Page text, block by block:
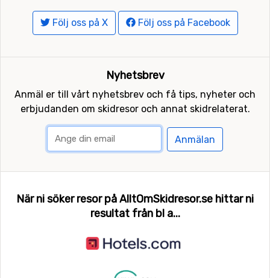
Följ oss på X Följ oss på Facebook
Nyhetsbrev
Anmäl er till vårt nyhetsbrev och få tips, nyheter och
erbjudanden om skidresor och annat skidrelaterat.
Anmälan
När ni söker resor på AlltOmSkidresor.se hittar ni
resultat från bl a...